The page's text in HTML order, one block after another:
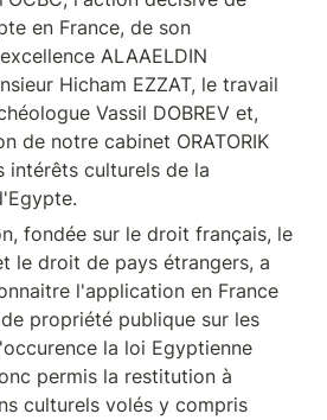
en France, de son
ALAAELDIN
Hicham EZZAT, le travail
Vassil DOBREV et,
de notre cabinet ORATORIK
intérêts culturels de la
fondée sur le droit français, le
le droit de pays étrangers, a
l'application en France
propriété publique sur les
la loi Egyptienne
permis la restitution à
culturels volés y compris